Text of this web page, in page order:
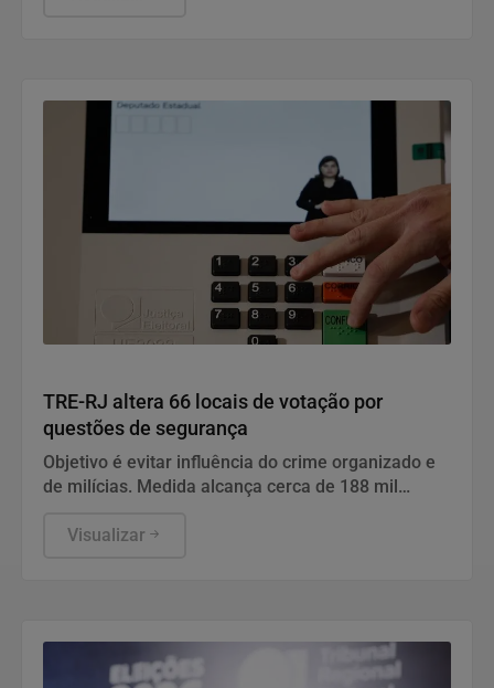
TRE-RJ altera 66 locais de votação por
questões de segurança
Objetivo é evitar influência do crime organizado e
de milícias. Medida alcança cerca de 188 mil
Visualizar